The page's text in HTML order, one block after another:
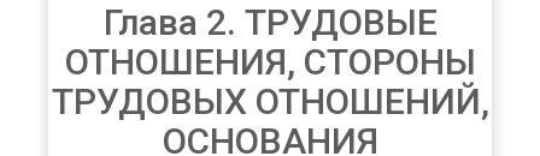
Глава 2. ТРУДОВЫЕ
ОТНОШЕНИЯ, СТОРОНЫ
ТРУДОВЫХ ОТНОШЕНИЙ,
ОСНОВАНИЯ